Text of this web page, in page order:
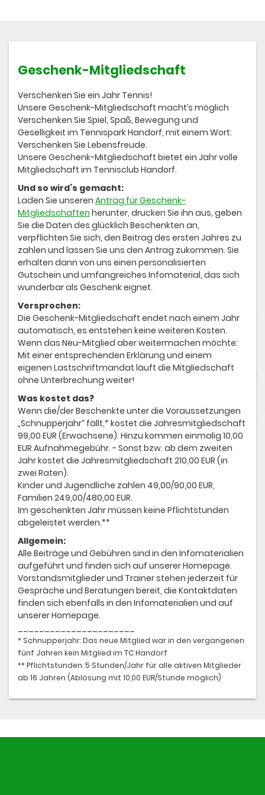
Geschenk-Mitgliedschaft
Verschenken Sie ein Jahr Tennis!
Unsere Geschenk-Mitgliedschaft macht’s möglich
Verschenken Sie Spiel, Spaß, Bewegung und
Geselligkeit im Tennispark Handorf, mit einem Wort:
Verschenken Sie Lebensfreude.
Unsere Geschenk-Mitgliedschaft bietet ein Jahr volle
Mitgliedschaft im Tennisclub Handorf.
Und so wird’s gemacht:
Laden Sie unseren Antrag für Geschenk-
Mitgliedschaften herunter, drucken Sie ihn aus, geben
Sie die Daten des glücklich Beschenkten an,
verpflichten Sie sich, den Beitrag des ersten Jahres zu
zahlen und lassen Sie uns den Antrag zukommen. Sie
erhalten dann von uns einen personalisierten
Gutschein und umfangreiches Infomaterial, das sich
wunderbar als Geschenk eignet.
Versprochen:
Die Geschenk-Mitgliedschaft endet nach einem Jahr
automatisch, es entstehen keine weiteren Kosten.
Wenn das Neu-Mitglied aber weitermachen möchte:
Mit einer entsprechenden Erklärung und einem
eigenen Lastschriftmandat läuft die Mitgliedschaft
ohne Unterbrechung weiter!
Was kostet das?
Wenn die/der Beschenkte unter die Voraussetzungen
„Schnupperjahr“ fällt,* kostet die Jahresmitgliedschaft
99,00 EUR (Erwachsene). Hinzu kommen einmalig 10,00
EUR Aufnahmegebühr. - Sonst bzw. ab dem zweiten
Jahr kostet die Jahresmitgliedschaft 210,00 EUR (in
zwei Raten).
Kinder und Jugendliche zahlen 49,00/90,00 EUR,
Familien 249,00/480,00 EUR.
Im geschenkten Jahr müssen keine Pflichtstunden
abgeleistet werden.**
Allgemein:
Alle Beiträge und Gebühren sind in den Infomaterialien
aufgeführt und finden sich auf unserer Homepage.
Vorstandsmitglieder und Trainer stehen jederzeit für
Gespräche und Beratungen bereit, die Kontaktdaten
finden sich ebenfalls in den Infomaterialien und auf
unserer Homepage.
* Schnupperjahr: Das neue Mitglied war in den vergangenen
fünf Jahren kein Mitglied im TC Handorf
** Pflichtstunden: 5 Stunden/Jahr für alle aktiven Mitglieder
ab 16 Jahren (Ablösung mit 10,00 EUR/Stunde möglich)